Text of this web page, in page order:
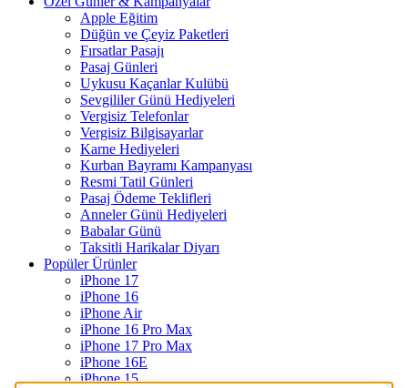
Apple Eğitim
Düğün ve Çeyiz Paketleri
Fırsatlar Pasajı
Pasaj Günleri
Uykusu Kaçanlar Kulübü
Sevgililer Günü Hediyeleri
Vergisiz Telefonlar
Vergisiz Bilgisayarlar
Karne Hediyeleri
Kurban Bayramı Kampanyası
Resmi Tatil Günleri
Pasaj Ödeme Teklifleri
Anneler Günü Hediyeleri
Babalar Günü
Taksitli Harikalar Diyarı
Popüler Ürünler
iPhone 17
iPhone 16
iPhone Air
iPhone 16 Pro Max
iPhone 17 Pro Max
iPhone 16E
iPhone 15